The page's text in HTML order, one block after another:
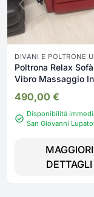
DIVANI E POLTRONE
Poltrona Relax
Vibro Massaggio In
esposizione 2342/U
490,00 €
Disponibilità
San Giovanni
MAGGIORI
DETTAGLI